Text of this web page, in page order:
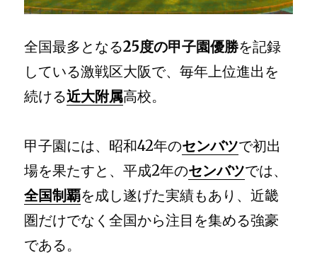
全国最多となる25度の甲子園優勝を記録
している激戦区大阪で、毎年上位進出を
続ける近大附属高校。
甲子園には、昭和42年のセンバツで初出
場を果たすと、平成2年のセンバツでは、
全国制覇を成し遂げた実績もあり、近畿
圏だけでなく全国から注目を集める強豪
である。